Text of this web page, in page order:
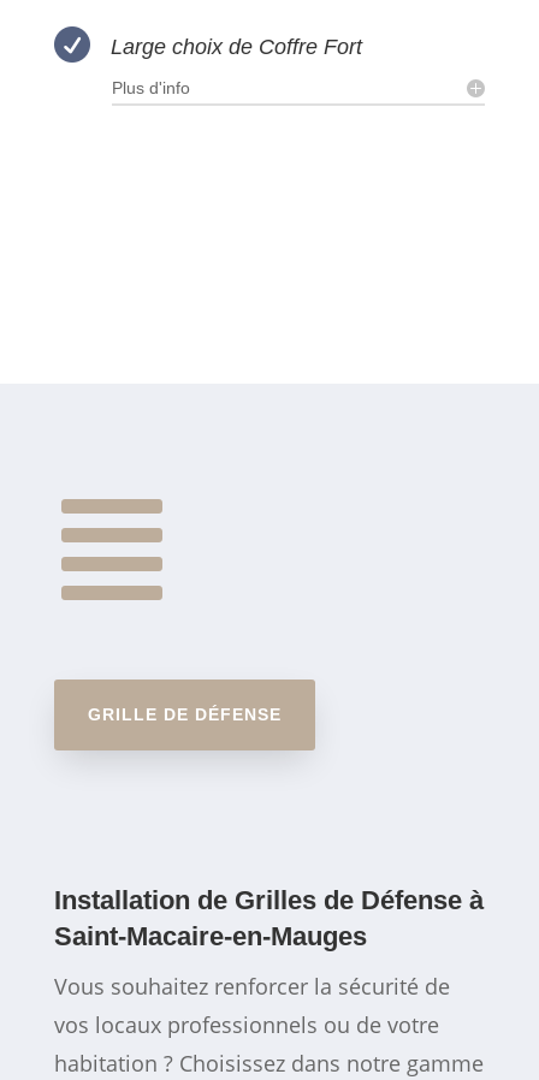
 Large choix de Coffre Fort
Plus d'info

GRILLE DE DÉFENSE
Installation de Grilles de Défense à
Saint-Macaire-en-Mauges
Vous souhaitez renforcer la sécurité de
vos locaux professionnels ou de votre
habitation ? Choisissez dans notre gamme